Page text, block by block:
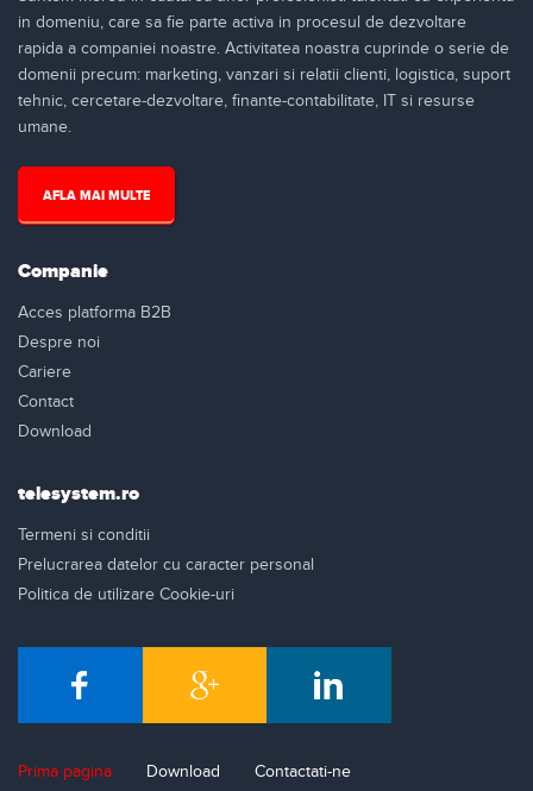
in domeniu, care sa fie parte activa in procesul de dezvoltare
rapida a companiei noastre. Activitatea noastra cuprinde o serie de
domenii precum: marketing, vanzari si relatii clienti, logistica, suport
tehnic, cercetare-dezvoltare, finante-contabilitate, IT si resurse
umane.
AFLA MAI MULTE
Companie
Acces platforma B2B
Despre noi
Cariere
Contact
Download
telesystem.ro
Termeni si conditii
Prelucrarea datelor cu caracter personal
Politica de utilizare Cookie-uri
Prima pagina Download Contactati-ne